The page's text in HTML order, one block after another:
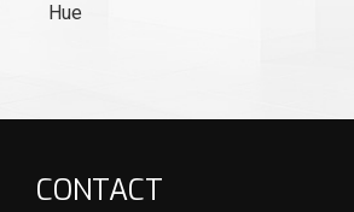
Hue
CONTACT